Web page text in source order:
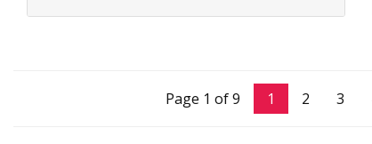
Page 1 of 9 1 2 3